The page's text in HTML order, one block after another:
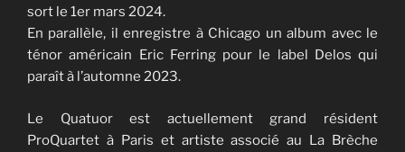
sort le 1er mars 2024.
En parallèle, il enregistre à Chicago un album avec le
ténor américain Eric Ferring pour le label Delos qui
paraît à l’automne 2023.
Le Quatuor est actuellement grand résident
ProQuartet à Paris et artiste associé au La Brèche